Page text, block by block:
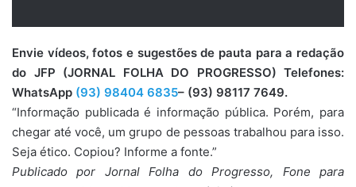
Envie vídeos, fotos e sugestões de pauta para a redação
do JFP (JORNAL FOLHA DO PROGRESSO) Telefones:
WhatsApp (93) 98404 6835– (93) 98117 7649.
“Informação publicada é informação pública. Porém, para
chegar até você, um grupo de pessoas trabalhou para isso.
Seja ético. Copiou? Informe a fonte.”
Publicado por Jornal Folha do Progresso, Fone para